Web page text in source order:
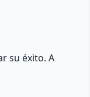
su éxito. A